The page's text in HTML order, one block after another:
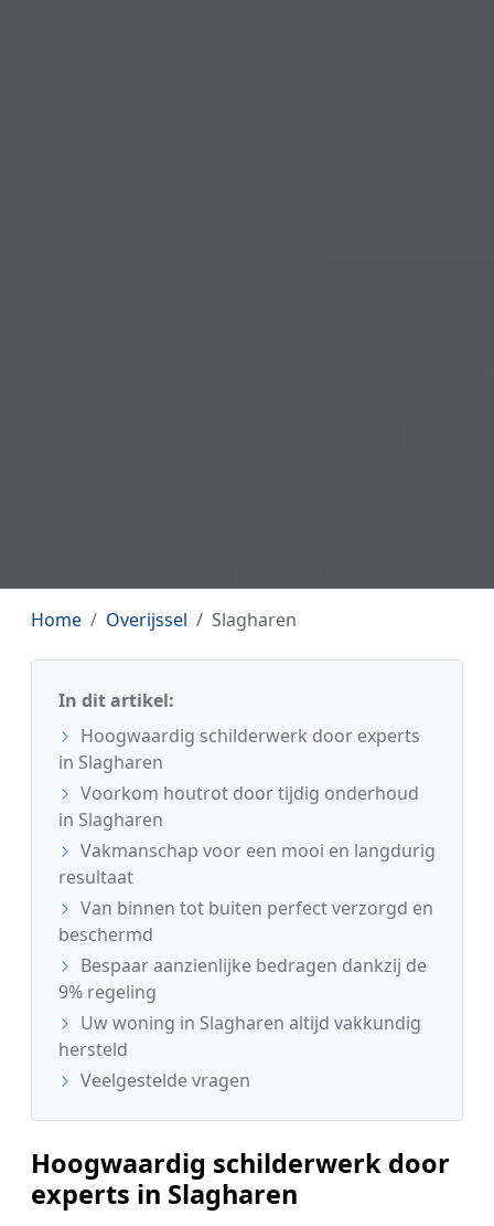
Home Overijssel Slagharen
In dit artikel:
Hoogwaardig schilderwerk door experts
in Slagharen
Voorkom houtrot door tijdig onderhoud
in Slagharen
Vakmanschap voor een mooi en langdurig
resultaat
Van binnen tot buiten perfect verzorgd en
beschermd
Bespaar aanzienlijke bedragen dankzij de
9% regeling
Uw woning in Slagharen altijd vakkundig
hersteld
Veelgestelde vragen
Hoogwaardig schilderwerk door
experts in Slagharen